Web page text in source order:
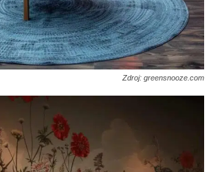
Zdroj: greensnooze.com